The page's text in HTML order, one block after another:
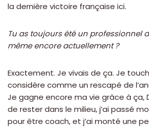
la dernière victoire française ici.
Tu as toujours été un professionnel
même encore actuellement ?
Exactement. Je vivais de ça. Je
considère comme un rescapé de
Je gagne encore ma vie grâce à ça,
de rester dans le milieu, j’ai passé
pour être coach, et j’ai monté une